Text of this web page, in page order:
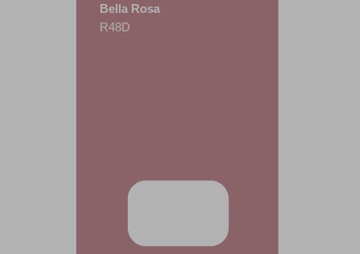
Bella Rosa
R48D